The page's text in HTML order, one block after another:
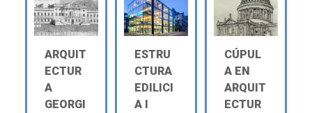
ARQUIT
ECTUR
A
GEORGI
ESTRU
CTURA
EDILICI
A Ι
CÚPUL
A EN
ARQUIT
ECTUR